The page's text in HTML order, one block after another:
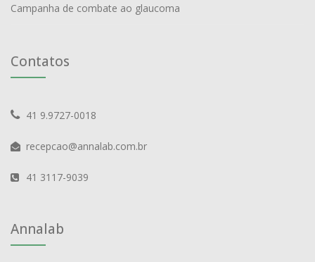
Campanha de combate ao glaucoma
Contatos
41 9.9727-0018
recepcao@annalab.com.br
41 3117-9039
Annalab